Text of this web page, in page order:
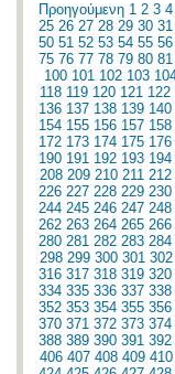
Προηγούμενη 1 2 3 4
25 26 27 28 29 30 31
50 51 52 53 54 55 56
75 76 77 78 79 80 81
100 101 102 103
118 119 120 121 122
136 137 138 139 140
154 155 156 157 158
172 173 174 175 176
190 191 192 193 194
208 209 210 211 212
226 227 228 229 230
244 245 246 247 248
262 263 264 265 266
280 281 282 283 284
298 299 300 301 302
316 317 318 319 320
334 335 336 337 338
352 353 354 355 356
370 371 372 373 374
388 389 390 391 392
406 407 408 409 410